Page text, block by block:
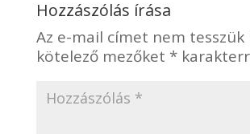
Hozzászólás írása
Az e-mail címet nem tesszük
kötelező mezőket *